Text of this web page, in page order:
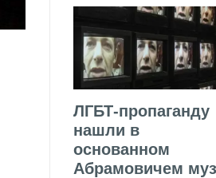
ЛГБТ-пропаганду
нашли в
основанном
Абрамовичем